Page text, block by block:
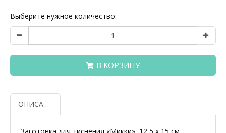
Выберите нужное количество:
В КОРЗИНУ
ОПИСАНИЕ
Заготовка для тиснения «Микки», 12,5 х 15 см